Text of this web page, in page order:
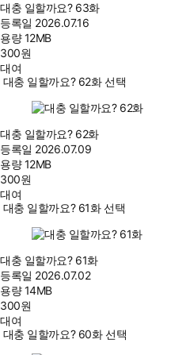
대충 일할까요? 63화
등록일 2026.07.16
용량12MB
300원
대여
대충 일할까요? 62화 선택
대충 일할까요? 62화
등록일 2026.07.09
용량12MB
300원
대여
대충 일할까요? 61화 선택
대충 일할까요? 61화
등록일 2026.07.02
용량14MB
300원
대여
대충 일할까요? 60화 선택